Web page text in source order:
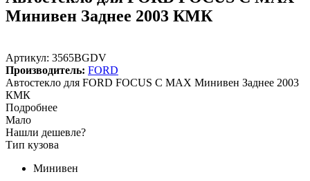
Минивен Заднее 2003 КМК
Артикул: 3565BGDV
Производитель: FORD
Автостекло для FORD FOCUS C MAX Минивен Заднее 2003
КМК
Подробнее
Мало
Нашли дешевле?
Тип кузова
Минивен